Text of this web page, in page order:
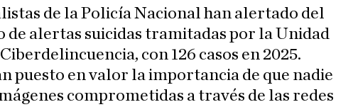
de la Policía Nacional han alertado del
de alertas suicidas tramitadas por la Unidad
con 126 casos en 2025.
puesto en valor la importancia de que nadie
comprometidas a través de las redes